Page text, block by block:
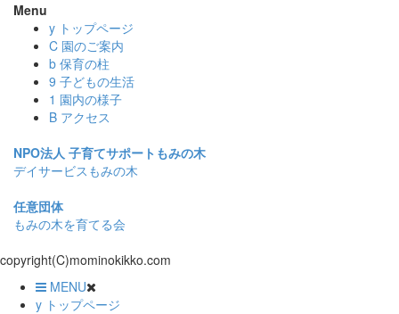
Menu
y トップページ
C 園のご案内
b 保育の柱
9 子どもの生活
1 園内の様子
B アクセス
NPO法人 子育てサポートもみの木
デイサービスもみの木
任意団体
もみの木を育てる会
copyright(C)mominokikko.com
MENU
y トップページ